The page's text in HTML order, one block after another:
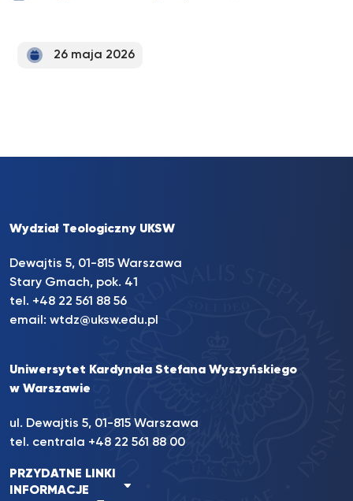
26 maja 2026
Wydział Teologiczny UKSW
Dewajtis 5, 01-815 Warszawa
Stary Gmach, pok. 41
tel. +48 22 561 88 56
email: wtdz@uksw.edu.pl
Uniwersytet Kardynała Stefana Wyszyńskiego
w Warszawie
ul. Dewajtis 5, 01-815 Warszawa
tel. centrala +48 22 561 88 00
PRZYDATNE LINKI
INFORMACJE